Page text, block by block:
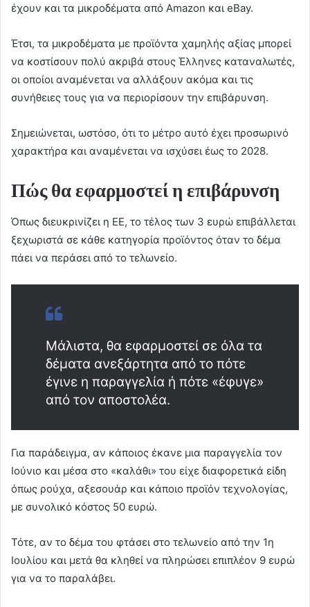
έχουν και τα μικροδέματα από Amazon και eBay.
Έτσι, τα μικροδέματα με προϊόντα χαμηλής αξίας μπορεί
να κοστίσουν πολύ ακριβά στους Έλληνες καταναλωτές,
οι οποίοι αναμένεται να αλλάξουν ακόμα και τις
συνήθειες τους για να περιορίσουν την επιβάρυνση.
Σημειώνεται, ωστόσο, ότι το μέτρο αυτό έχει προσωρινό
χαρακτήρα και αναμένεται να ισχύσει έως το 2028.
Πώς θα εφαρμοστεί η επιβάρυνση
Όπως διευκρινίζει η ΕΕ, τo τέλος των 3 ευρώ επιβάλλεται
ξεχωριστά σε κάθε κατηγορία προϊόντος όταν το δέμα
πάει να περάσει από το τελωνείο.
Μάλιστα, θα εφαρμοστεί σε όλα τα
δέματα ανεξάρτητα από το πότε
έγινε η παραγγελία ή πότε «έφυγε»
από τον αποστολέα.
Για παράδειγμα, αν κάποιος έκανε μια παραγγελία τον
Ιούνιο και μέσα στο «καλάθι» του είχε διαφορετικά είδη
όπως ρούχα, αξεσουάρ και κάποιο προϊόν τεχνολογίας,
με συνολικό κόστος 50 ευρώ.
Τότε, αν το δέμα του φτάσει στο τελωνείο από την 1η
Ιουλίου και μετά θα κληθεί να πληρώσει επιπλέον 9 ευρώ
για να το παραλάβει.